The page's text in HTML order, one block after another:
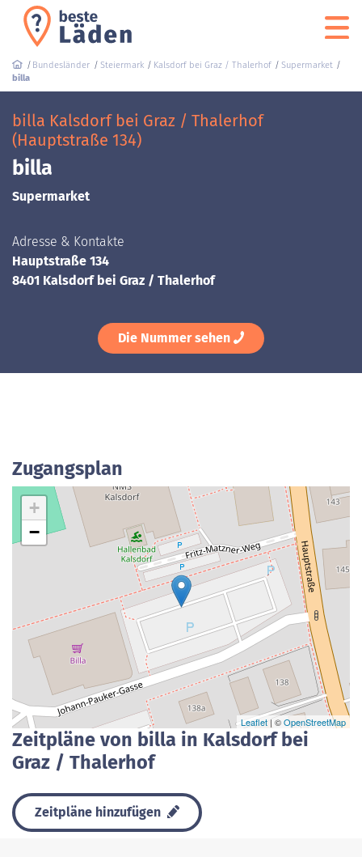
Bundesländer Steiermark Kalsdorf bei Graz / Thalerhof
Supermarket
billa
billa Kalsdorf bei Graz / Thalerhof
(Hauptstraße 134)
billa
Supermarket
Adresse & Kontakte
Hauptstraße 134
8401 Kalsdorf bei Graz / Thalerhof
Die Nummer sehen
Zugangsplan
+
−
Leaflet | ©OpenStreetMap
Zeitpläne von billa in Kalsdorf bei
Graz / Thalerhof
Zeitpläne hinzufügen